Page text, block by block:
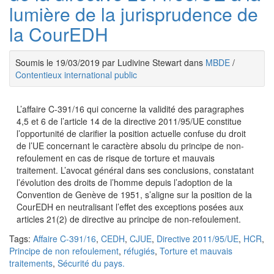
lumière de la jurisprudence de
la CourEDH
Soumis le 19/03/2019 par Ludivine Stewart dans MBDE /
Contentieux international public
L’affaire C-391/16 qui concerne la validité des paragraphes
4,5 et 6 de l’article 14 de la directive 2011/95/UE constitue
l’opportunité de clarifier la position actuelle confuse du droit
de l’UE concernant le caractère absolu du principe de non-
refoulement en cas de risque de torture et mauvais
traitement. L’avocat général dans ses conclusions, constatant
l’évolution des droits de l’homme depuis l’adoption de la
Convention de Genève de 1951, s’aligne sur la position de la
CourEDH en neutralisant l’effet des exceptions posées aux
articles 21(2) de directive au principe de non-refoulement.
Tags: Affaire C-391/16, CEDH, CJUE, Directive 2011/95/UE, HCR,
Principe de non refoulement, réfugiés, Torture et mauvais
traitements, Sécurité du pays.